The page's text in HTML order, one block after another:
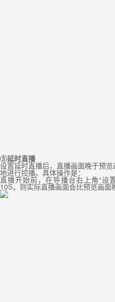
⑤延时直播
设置延时直播后，直播画面晚于预
地进行控播。具体操作是：
直播开始前，在导播台右上角“设
10S，则实际直播画面会比预览画面